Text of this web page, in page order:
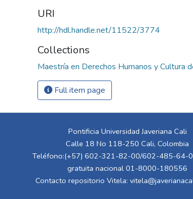
URI
http://hdl.handle.net/11522/3774
Collections
Maestría en Derechos Humanos y Cultura
Full item page
Pontificia Universidad Javeriana Cali
Calle 18 No 118-250 Cali, Colombia
Teléfono:(+57) 602-321-82-00/602-485-64-
gratuita nacional 01-8000-180556
Contacto repositorio Vitela: